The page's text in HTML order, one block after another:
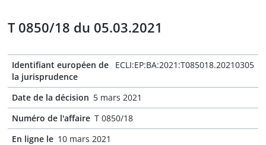
T 0850/18 du 05.03.2021
Identifiant européen de
la jurisprudence
ECLI:EP:BA:2021:T085018.20210305
Date de la décision 5 mars 2021
Numéro de l'affaire T 0850/18
En ligne le 10 mars 2021